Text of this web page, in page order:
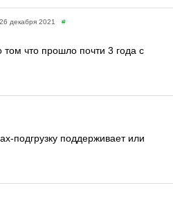
декабря 2021#
том что прошло почти 3 года с
подгрузку поддерживает или